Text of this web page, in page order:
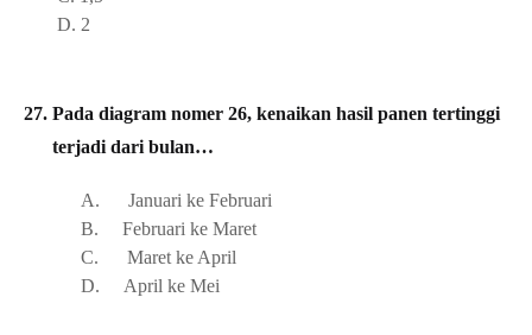
D. 2
27. Pada diagram nomer 26, kenaikan hasil panen tertinggi
terjadi dari bulan…
A.
Januari ke Februari
B.
Februari ke Maret
C.
Maret ke April
D.
April ke Mei